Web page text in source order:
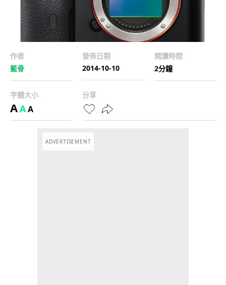
作者
藍骨
發佈日期
2014-10-10
閱讀時間
2分鐘
字體大小
AAA
分享
ADVERTISEMENT